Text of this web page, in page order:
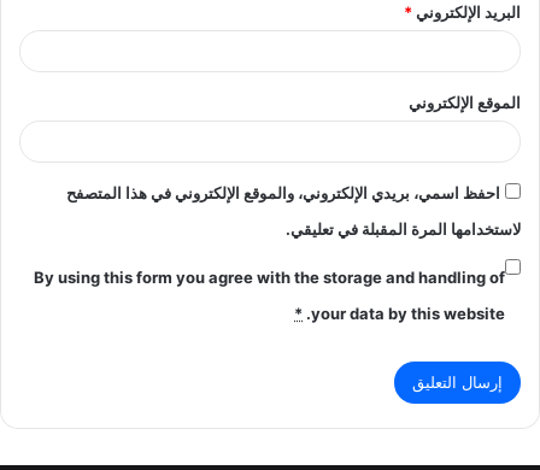
البريد الإلكتروني*
الموقع الإلكتروني
احفظ اسمي، بريدي الإلكتروني، والموقع الإلكتروني في هذا المتصفح
لاستخدامها المرة المقبلة في تعليقي.
By using this form you agree with the storage and handling of
your data by this website.
*